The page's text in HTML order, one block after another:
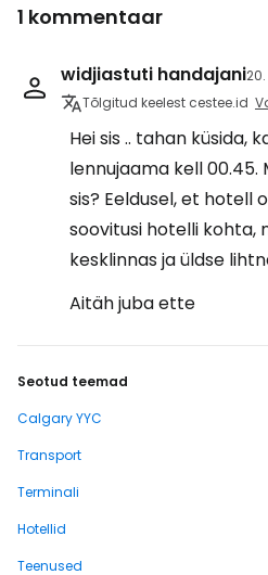
1 kommentaar
widjiastuti handajani
Tõlgitud keelest cestee.id
Hei sis .. tahan küsida,
lennujaama kell
sis? Eeldusel, et hotell
soovitusi hotelli kohta,
kesklinnas ja üldse
Aitäh juba ette
Seotud teemad
Calgary YYC
Transport
Terminali
Hotellid
Teenused